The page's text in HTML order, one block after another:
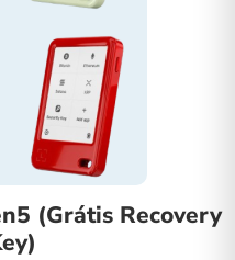
(Grátis Recovery